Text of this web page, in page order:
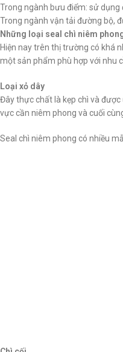
Trong ngành bưu điểm: sử
Trong ngành vận tải đường bộ,
Những loại seal chì niêm
Hiện nay trên thị trường có khá
một sản phẩm phù hợp với nhu
Loại xỏ dây
Đây thực chất là kẹp chì và
vực cần niêm phong và cuối
Seal chì niêm phong có nhiều